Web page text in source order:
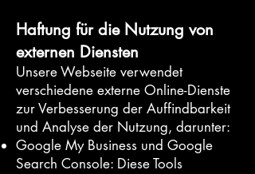
Haftung für die Nutzung von
externen Diensten
Unsere Webseite verwendet
verschiedene externe Online-Dienste
zur Verbesserung der Auffindbarkeit
und Analyse der Nutzung, darunter:
Google My Business und Google
Search Console: Diese Tools